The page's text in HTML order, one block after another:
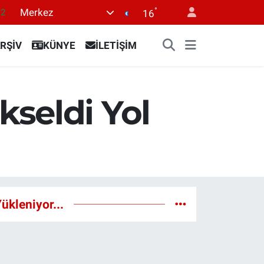
Merkez 16°
KÜNYE İLETİŞİM
Yol